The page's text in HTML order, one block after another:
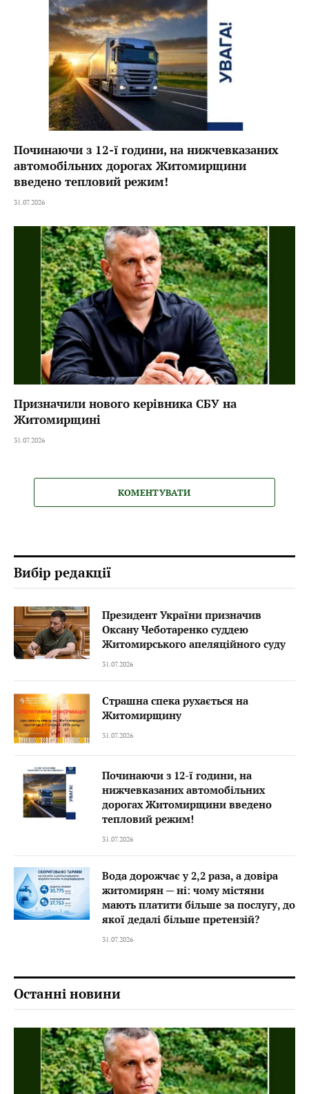
Починаючи з 12-ї години, на нижчевказаних
автомобільних дорогах Житомирщини
введено тепловий режим!
31.07.2026
Призначили нового керівника СБУ на
Житомирщині
31.07.2026
КОМЕНТУВАТИ
Вибір редакції
Президент України призначив
Оксану Чеботаренко суддею
Житомирського апеляційного суду
31.07.2026
Страшна спека рухається на
Житомирщину
31.07.2026
Починаючи з 12-ї години, на
нижчевказаних автомобільних
дорогах Житомирщини введено
тепловий режим!
31.07.2026
Вода дорожчає у 2,2 раза, а довіра
житомирян — ні: чому містяни
мають платити більше за послугу, до
якої дедалі більше претензій?
31.07.2026
Останні новини